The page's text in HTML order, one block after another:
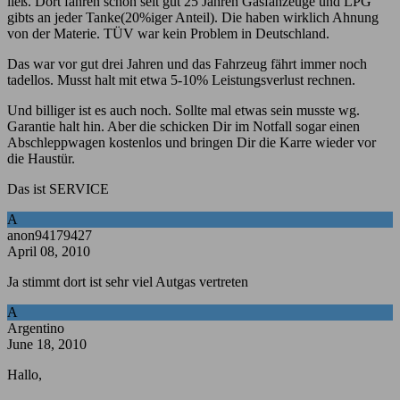
gibts an jeder Tanke(20%iger Anteil). Die haben wirklich Ahnung
von der Materie. TÜV war kein Problem in Deutschland.
Das war vor gut drei Jahren und das Fahrzeug fährt immer noch
tadellos. Musst halt mit etwa 5-10% Leistungsverlust rechnen.
Und billiger ist es auch noch. Sollte mal etwas sein musste wg.
Garantie halt hin. Aber die schicken Dir im Notfall sogar einen
Abschleppwagen kostenlos und bringen Dir die Karre wieder vor
die Haustür.
Das ist SERVICE
A
anon94179427
April 08, 2010
Ja stimmt dort ist sehr viel Autgas vertreten
A
Argentino
June 18, 2010
Hallo,